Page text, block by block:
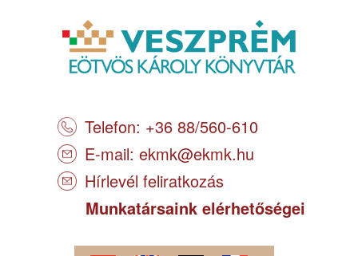
Telefon: +36 88/560-610
E-mail: ekmk@ekmk.hu
Hírlevél feliratkozás
Munkatársaink elérhetőségei